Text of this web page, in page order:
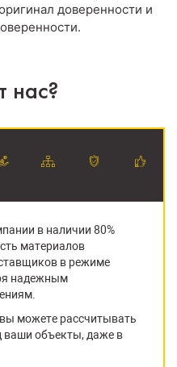
доверенности и
нас?
в наличии 80%
материалов
в режиме
надежным
можете рассчитывать
ваши объекты, даже в